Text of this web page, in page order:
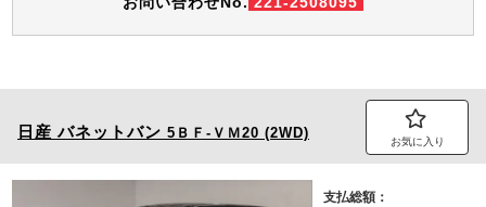
日産 バネットバン 5ＢＦ-ＶＭ20 (2WD)
お気に入り
支払総額：